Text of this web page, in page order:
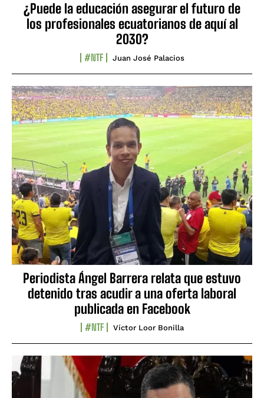
¿Puede la educación asegurar el futuro de
los profesionales ecuatorianos de aquí al
2030?
#NTF Juan José Palacios
Periodista Ángel Barrera relata que estuvo
detenido tras acudir a una oferta laboral
publicada en Facebook
#NTF Víctor Loor Bonilla